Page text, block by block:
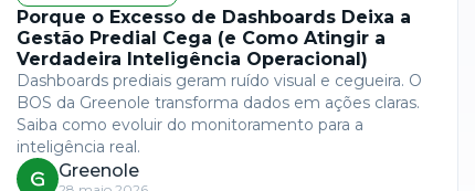
Porque o Excesso de Dashboards Deixa a
Gestão Predial Cega (e Como Atingir a
Verdadeira Inteligência Operacional)
Dashboards prediais geram ruído visual e cegueira. O
BOS da Greenole transforma dados em ações claras.
Saiba como evoluir do monitoramento para a
inteligência real.
Greenole